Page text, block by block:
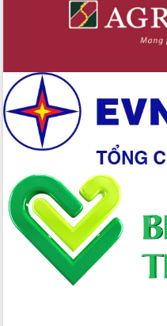
Đắk Lắk: Tôn vinh 46 giải pháp tại Hội
thi Sáng tạo Kỹ thuật 2024 - 2025
Đắk Lắk rà soát, điều chỉnh Đề án 190
Phó Chủ tịch UBND tỉnh Đắk Lắk
Trương Công Thái kiểm tra thực địa
Dự án cao tốc Khánh Hòa - Buôn Ma
Thuột
Định vị cà phê Việt Nam như một “di
sản sống” trong dòng chảy toàn cầu
Xây dựng nông thôn mới: Nâng cao đời
sống người dân từ những mô hình thiết
thực
Quyết liệt tháo gỡ vướng mắc, đẩy
nhanh tiến độ các dự án trọng điểm
trong Khu kinh tế Nam Phú Yên
Hòn Yến phát triển du lịch gắn với bảo